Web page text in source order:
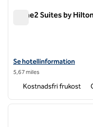
Home2 Suites by
Visa hotelluppgifter för
Se hotellinformation
5,67 miles
Kostnadsfri frukost
1 av 12